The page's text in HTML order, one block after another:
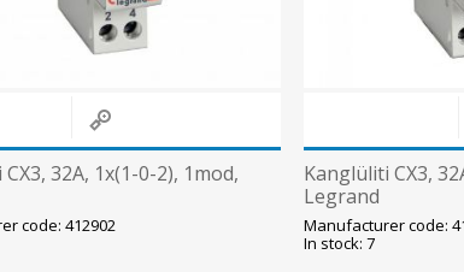
32A, 1x(1-0-2), 1mod,
code: 412902
Kanglüliti CX3,
Legrand
Manufacturer code:
In stock: 7